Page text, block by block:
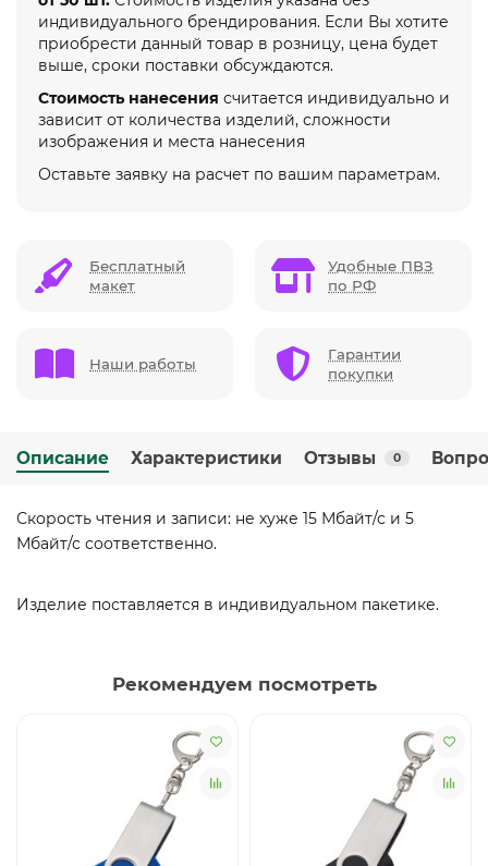
индивидуального брендирования. Если Вы хотите
приобрести данный товар в розницу, цена будет
выше, сроки поставки обсуждаются.
Стоимость нанесения считается индивидуально и
зависит от количества изделий, сложности
изображения и места нанесения
Оставьте заявку на расчет по вашим параметрам.
Бесплатный
макет
Удобные ПВЗ
по РФ
Наши работы
Гарантии
покупки
Описание Характеристики Отзывы 0
Скорость чтения и записи: не хуже 15 Мбайт/с и 5
Мбайт/с соответственно.
Изделие поставляется в индивидуальном пакетике.
Рекомендуем посмотреть